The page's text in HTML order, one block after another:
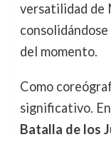
versatilidad de
del momento.
Como
significativo.
Batalla de los